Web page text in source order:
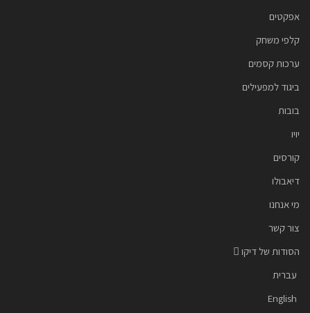
אפקטים
קלפי משחק
ערכות קסמים
ביגוד למפעילים
בובות
יויו
קורסים
דיאבולו
מי אנחנו
צור קשר
הסודות של דיקו
עברית
English